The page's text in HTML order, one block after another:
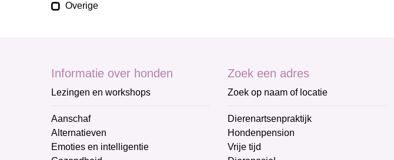
Overige
Informatie over honden
Lezingen en workshops
Aanschaf
Alternatieven
Emoties en intelligentie
Zoek een adres
Zoek op naam of locatie
Dierenartsenpraktijk
Hondenpension
Vrije tijd